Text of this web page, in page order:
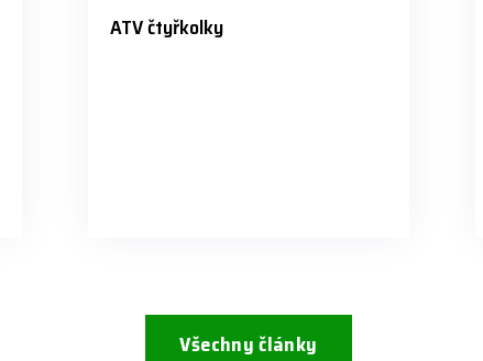
ATV čtyřkolky
Všechny články